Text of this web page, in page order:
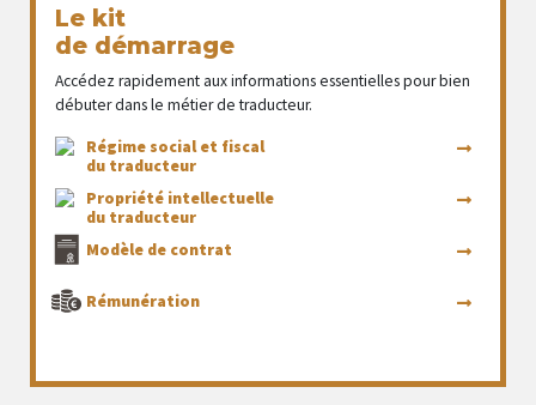
Le kit
de démarrage
Accédez rapidement aux informations essentielles pour bien
débuter dans le métier de traducteur.
Régime social et fiscal
du traducteur
Propriété intellectuelle
du traducteur
Modèle de contrat
Rémunération